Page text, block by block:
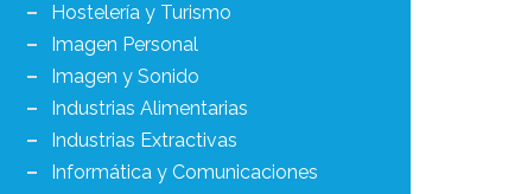
Hostelería y Turismo
Imagen Personal
Imagen y Sonido
Industrias Alimentarias
Industrias Extractivas
Informática y Comunicaciones